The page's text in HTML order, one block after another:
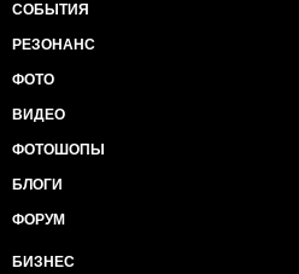
СОБЫТИЯ
РЕЗОНАНС
ФОТО
ВИДЕО
ФОТОШОПЫ
БЛОГИ
ФОРУМ
БИЗНЕС